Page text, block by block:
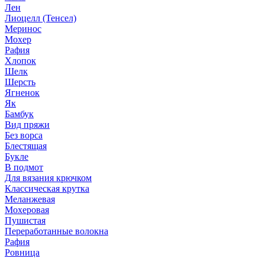
Лен
Лиоцелл (Тенсел)
Меринос
Мохер
Рафия
Хлопок
Шелк
Шерсть
Ягненок
Як
Бамбук
Вид пряжи
Без ворса
Блестящая
Букле
В подмот
Для вязания крючком
Классическая крутка
Меланжевая
Мохеровая
Пушистая
Переработанные волокна
Рафия
Ровница